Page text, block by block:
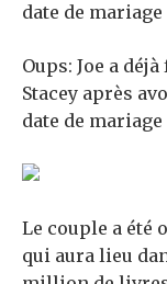
Oups: Joe a
Stacey après
date de
Le couple a été
qui aura lieu